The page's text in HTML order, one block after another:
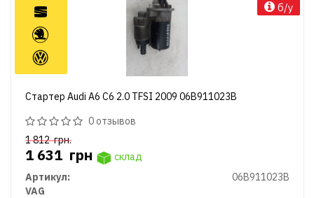
Стартер Audi A6 C6 2.0 TFSI 2009 06B911023B
0 отзывов
1 812грн.
1 631 грн
склад
Артикул:
06B911023B
VAG
б/у